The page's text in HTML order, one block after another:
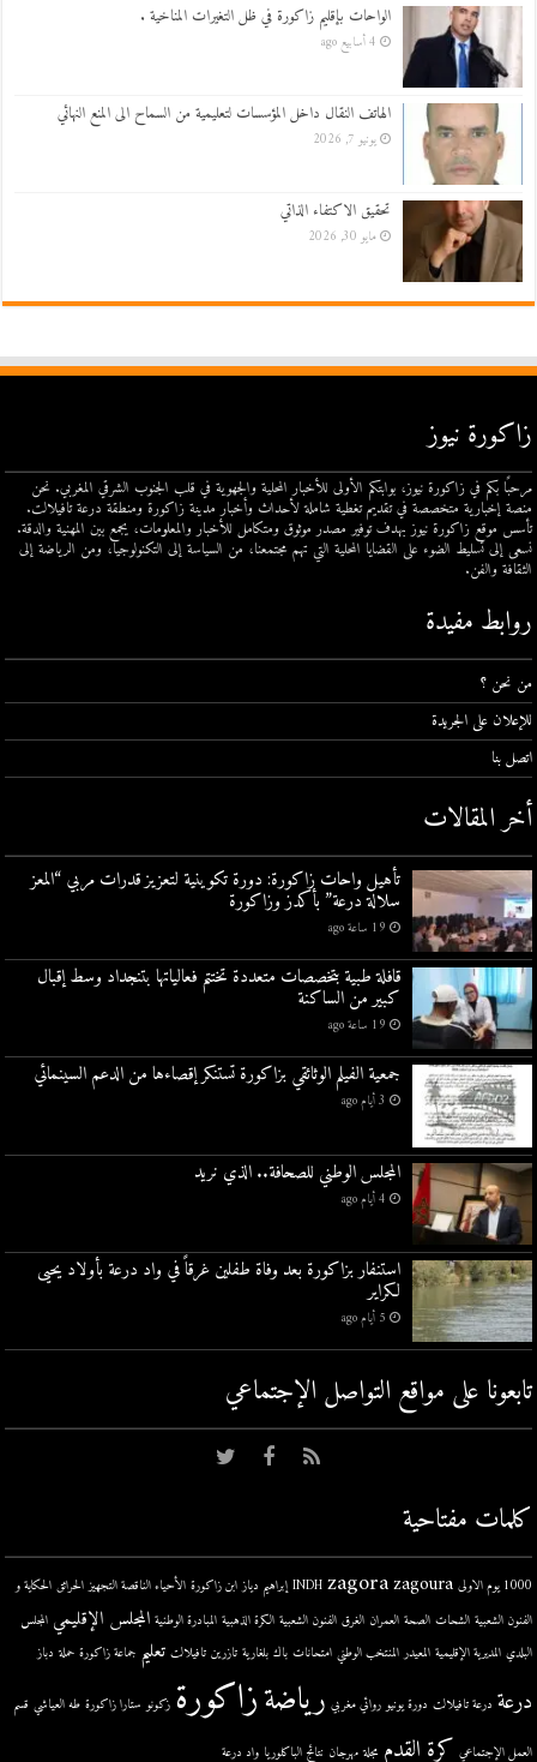
الواحات بإقليم زاكورة في ظل التغيرات المناخية .
4 أسابيع ago
الهاتف النقال داخل المؤسسات لتعليمية من السماح الى المنع النهائي
يونيو 7, 2026
تحقيق الاكتفاء الذاتي
مايو 30, 2026
زاكورة نيوز
مرحبًا بكم في زاكورة نيوز، بوابتكم الأولى للأخبار المحلية والجهوية في قلب الجنوب الشرقي المغربي. نحن
منصة إخبارية متخصصة في تقديم تغطية شاملة لأحداث وأخبار مدينة زاكورة ومنطقة درعة تافيلالت.
تأسس موقع زاكورة نيوز بهدف توفير مصدر موثوق ومتكامل للأخبار والمعلومات، يجمع بين المهنية والدقة.
نسعى إلى تسليط الضوء على القضايا المحلية التي تهم مجتمعنا، من السياسة إلى التكنولوجيا، ومن الرياضة إلى
الثقافة والفن.
روابط مفيدة
من نحن ؟
للإعلان على الجريدة
اتصل بنا
أخر المقالات
تأهيل واحات زاكورة: دورة تكوينية لتعزيز قدرات مربي “المعز
سلالة درعة” بأكدز وزاكورة
19 ساعة ago
قافلة طبية بتخصصات متعددة تختتم فعالياتها بتنجداد وسط إقبال
كبير من الساكنة
19 ساعة ago
جمعية الفيلم الوثائقي بزاكورة تستنكر إقصاءها من الدعم السينمائي
3 أيام ago
المجلس الوطني للصحافة.. الذي نريد
4 أيام ago
استنفار بزاكورة بعد وفاة طفلين غرقاً في واد درعة بأولاد يحيى
لكراير
5 أيام ago
تابعونا على مواقع التواصل اﻹجتماعي
كلمات مفتاحية
1000 يوم الاولى INDH zagora zagoura إبراهيم دياز ابن زاكورة الأحياء الناقصة التجهيز الحرائق الحكاية و
الفنون الشعبية الشحات الصحة العمران الغرق الفنون الشعبية الكرة الذهبية المبادرة الوطنية المجلس الإقليمي المجلس
البلدي المديرية الإقليمية المعيدر المنتخب الوطني امتحانات باك بلغارية تازرين تافيلالت تعليم جماعة زاكورة حملة دباز
درعة درعة تافيلالت دورة يونيو روائي مغربي رياضةزاكورة زكونو ستارا زاكورة طه العياشي قسم
العمل الإجتماعي كرة القدم مجلة مهرجان نتائج الباكلوريا واد درعة